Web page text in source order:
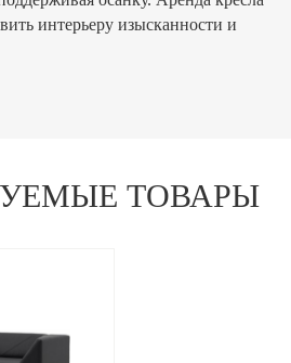
интерьеру изысканности и
ТОВАРЫ